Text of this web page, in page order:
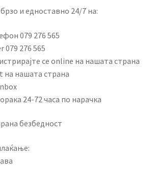
и едноставно 24/7 на:
079 276 565
079 276 565
се online на нашата страна
на нашата страна
24-72 часа по нарачка
безбедност